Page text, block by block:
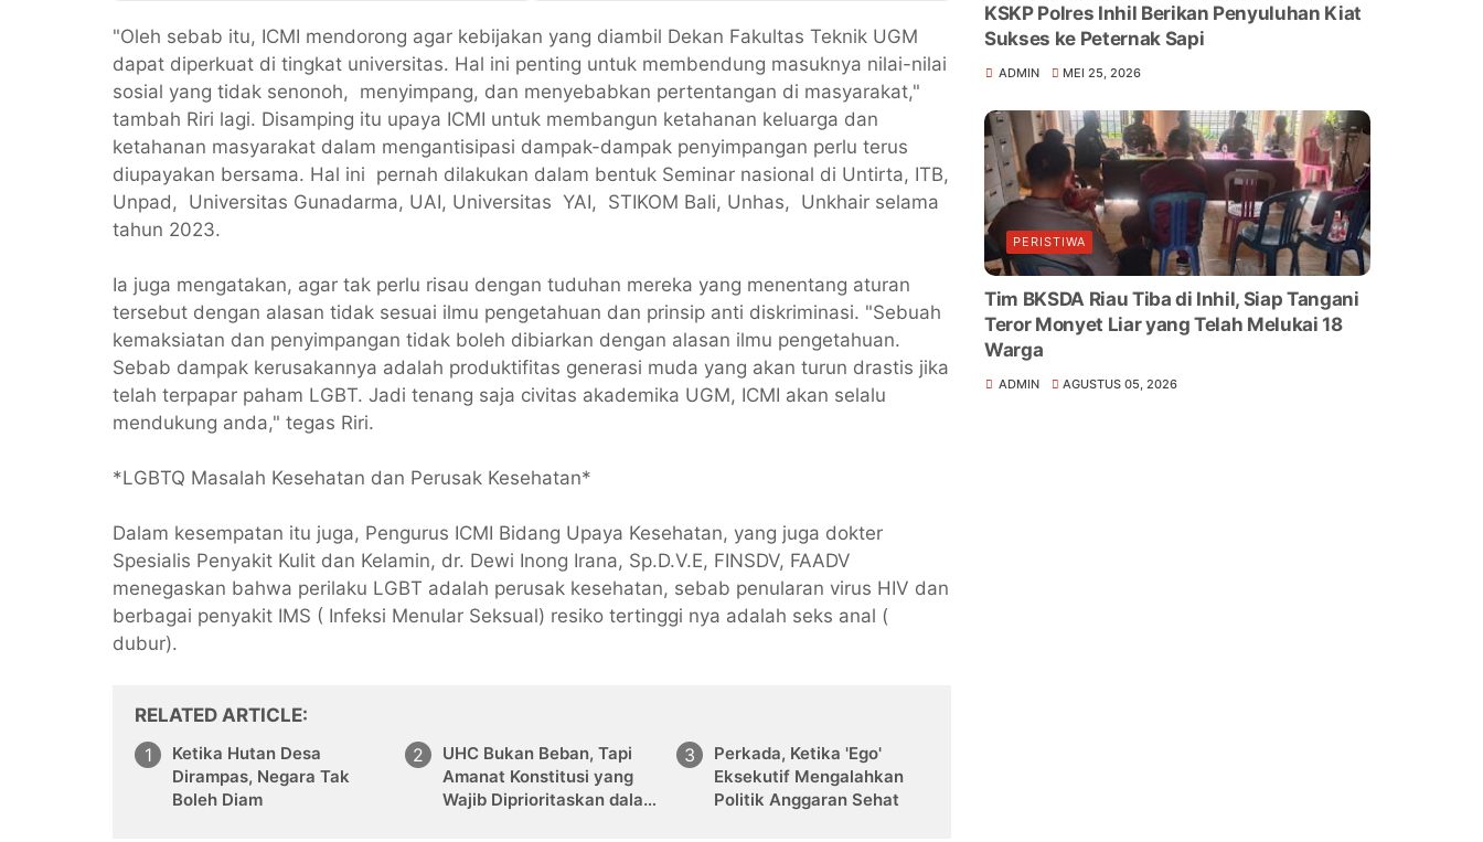
"Oleh sebab itu, ICMI mendorong agar kebijakan yang diambil Dekan Fakultas Teknik UGM
dapat diperkuat di tingkat universitas. Hal ini penting untuk membendung masuknya nilai-nilai
sosial yang tidak senonoh, menyimpang, dan menyebabkan pertentangan di masyarakat,"
tambah Riri lagi. Disamping itu upaya ICMI untuk membangun ketahanan keluarga dan
ketahanan masyarakat dalam mengantisipasi dampak-dampak penyimpangan perlu terus
diupayakan bersama. Hal ini pernah dilakukan dalam bentuk Seminar nasional di Untirta, ITB,
Unpad, Universitas Gunadarma, UAI, Universitas YAI, STIKOM Bali, Unhas, Unkhair selama
tahun 2023.
Ia juga mengatakan, agar tak perlu risau dengan tuduhan mereka yang menentang aturan
tersebut dengan alasan tidak sesuai ilmu pengetahuan dan prinsip anti diskriminasi. "Sebuah
kemaksiatan dan penyimpangan tidak boleh dibiarkan dengan alasan ilmu pengetahuan.
Sebab dampak kerusakannya adalah produktifitas generasi muda yang akan turun drastis jika
telah terpapar paham LGBT. Jadi tenang saja civitas akademika UGM, ICMI akan selalu
mendukung anda," tegas Riri.
*LGBTQ Masalah Kesehatan dan Perusak Kesehatan*
Dalam kesempatan itu juga, Pengurus ICMI Bidang Upaya Kesehatan, yang juga dokter
Spesialis Penyakit Kulit dan Kelamin, dr. Dewi Inong Irana, Sp.D.V.E, FINSDV, FAADV
menegaskan bahwa perilaku LGBT adalah perusak kesehatan, sebab penularan virus HIV dan
berbagai penyakit IMS ( Infeksi Menular Seksual) resiko tertinggi nya adalah seks anal (
dubur).
RELATED ARTICLE
Ketika Hutan Desa
Dirampas, Negara Tak
Boleh Diam
UHC Bukan Beban, Tapi
Amanat Konstitusi yang
Wajib Diprioritaskan dalam
Perkada, Ketika 'Ego'
Eksekutif Mengalahkan
Politik Anggaran Sehat
KSKP Polres Inhil Berikan Penyuluhan Kiat
Sukses ke Peternak Sapi
ADMIN MEI 25, 2026
PERISTIWA
Tim BKSDA Riau Tiba di Inhil, Siap Tangani
Teror Monyet Liar yang Telah Melukai 18
Warga
ADMIN AGUSTUS 05, 2026